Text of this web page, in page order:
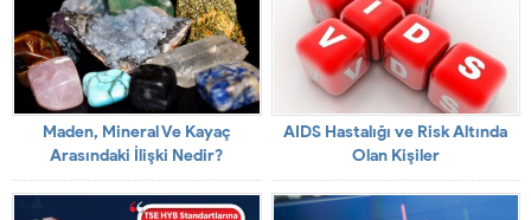
Maden, Mineral Ve Kayaç
Arasındaki İlişki Nedir?
AIDS Hastalığı ve Risk Altında
Olan Kişiler